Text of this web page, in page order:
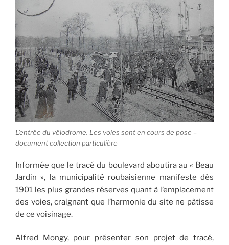
L’entrée du vélodrome. Les voies sont en cours de pose –
document collection particulière
Informée que le tracé du boulevard aboutira au « Beau
Jardin », la municipalité roubaisienne manifeste dès
1901 les plus grandes réserves quant à l’emplacement
des voies, craignant que l’harmonie du site ne pâtisse
de ce voisinage.
Alfred Mongy, pour présenter son projet de tracé,